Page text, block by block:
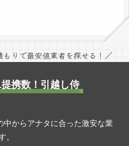
りで最安値業者を探せる！／
携数！引越し侍
中からアナタに合った激安な業
。